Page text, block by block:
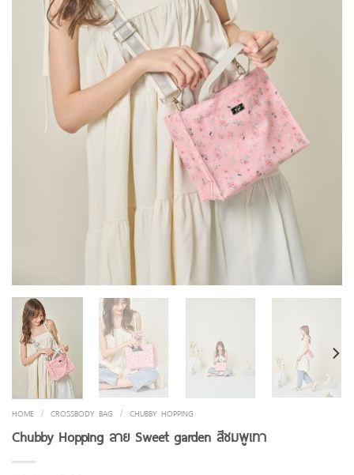
HOME / CROSSBODY BAG / CHUBBY HOPPING
Chubby Hopping ลาย Sweet garden สีชมพูเทา